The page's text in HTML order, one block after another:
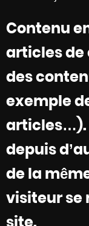
Contenu
articles de
des
exemple
articles…).
depuis
de la
visiteur se